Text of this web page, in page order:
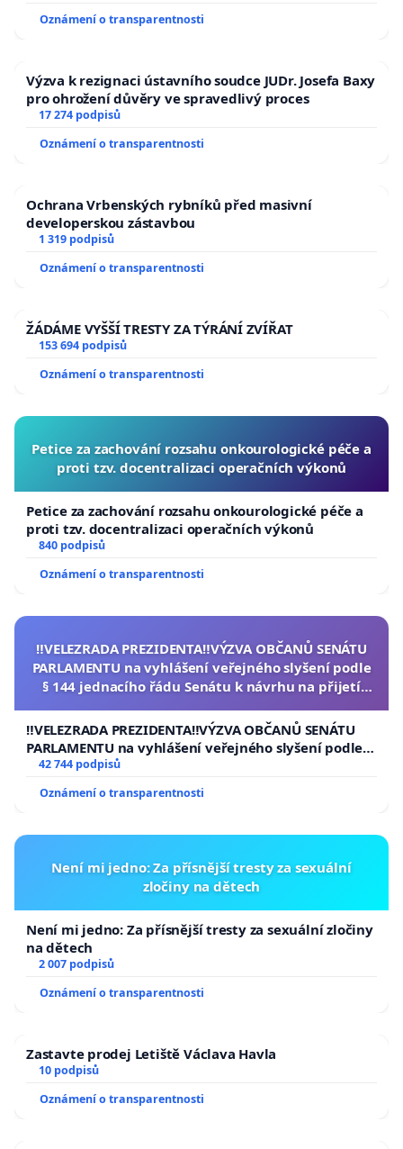
Oznámení o transparentnosti
Výzva k rezignaci ústavního soudce JUDr. Josefa Baxy
pro ohrožení důvěry ve spravedlivý proces
17 274 podpisů
Oznámení o transparentnosti
Ochrana Vrbenských rybníků před masivní
developerskou zástavbou
1 319 podpisů
Oznámení o transparentnosti
ŽÁDÁME VYŠŠÍ TRESTY ZA TÝRÁNÍ ZVÍŘAT
153 694 podpisů
Oznámení o transparentnosti
Petice za zachování rozsahu onkourologické péče a
proti tzv. docentralizaci operačních výkonů
Petice za zachování rozsahu onkourologické péče a
proti tzv. docentralizaci operačních výkonů
840 podpisů
Oznámení o transparentnosti
‼️VELEZRADA PREZIDENTA‼️VÝZVA OBČANŮ SENÁTU
PARLAMENTU na vyhlášení veřejného slyšení podle
§ 144 jednacího řádu Senátu k návrhu na přijetí
republiky
‼️VELEZRADA PREZIDENTA‼️VÝZVA OBČANŮ SENÁTU
PARLAMENTU na vyhlášení veřejného slyšení podle §
144 jednacího řádu Senátu k návrhu na přijetí
republiky
42 744 podpisů
Oznámení o transparentnosti
Není mi jedno: Za přísnější tresty za sexuální
zločiny na dětech
Není mi jedno: Za přísnější tresty za sexuální zločiny
na dětech
2 007 podpisů
Oznámení o transparentnosti
Zastavte prodej Letiště Václava Havla
10 podpisů
Oznámení o transparentnosti